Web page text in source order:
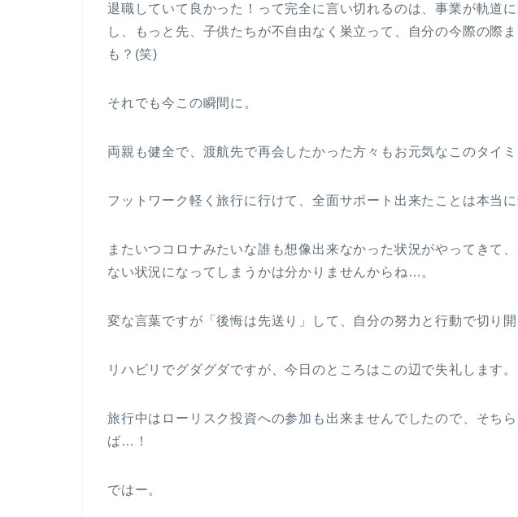
退職していて良かった！って完全に言い切れるのは、事業が軌道
し、もっと先、子供たちが不自由なく巣立って、自分の今際の際
も？(笑)
それでも今この瞬間に。
両親も健全で、渡航先で再会したかった方々もお元気なこのタイミ
フットワーク軽く旅行に行けて、全面サポート出来たことは本当に
またいつコロナみたいな誰も想像出来なかった状況がやってきて
ない状況になってしまうかは分かりませんからね…。
変な言葉ですが「後悔は先送り」して、自分の努力と行動で切り
リハビリでグダグダですが、今日のところはこの辺で失礼します。
旅行中はローリスク投資への参加も出来ませんでしたので、そち
ば…！
ではー。